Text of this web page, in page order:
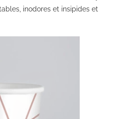
inodores et insipides et